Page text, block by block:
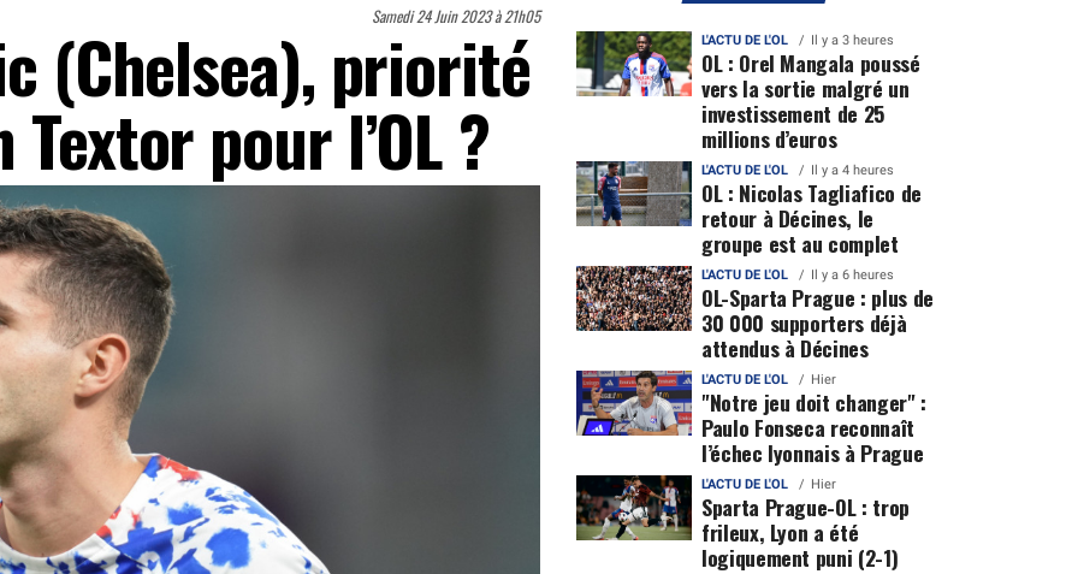
Samedi 24 Juin 2023 à 21h05
(Chelsea), priorité
pour l’OL ?
L'ACTU DE L'OL Il y a 3 heures
OL : Orel Mangala poussé
vers la sortie malgré un
investissement de 25
millions d’euros
L'ACTU DE L'OL Il y a 4 heures
OL : Nicolas Tagliafico de
retour à Décines, le
groupe est au complet
L'ACTU DE L'OL Il y a 6 heures
OL-Sparta Prague : plus de
30 000 supporters déjà
attendus à Décines
L'ACTU DE L'OL Hier
"Notre jeu doit changer" :
Paulo Fonseca reconnaît
l’échec lyonnais à Prague
L'ACTU DE L'OL Hier
Sparta Prague-OL : trop
frileux, Lyon a été
logiquement puni (2-1)